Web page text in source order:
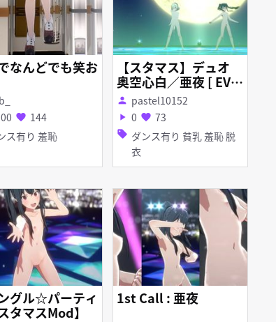
なんどでも笑お
favorite 144
ダンス有り 羞恥
【スタマス】デュオ
奥空心白／亜夜 [ EVE
R RISING ] 脱衣MV
(仮) 強風Ver
person pastel10152
play_arrow 0 favorite 73
sell ダンス有り 貧乳 羞恥 脱
衣
グル☆パーティ
タマスMod】
1st Call : 亜夜